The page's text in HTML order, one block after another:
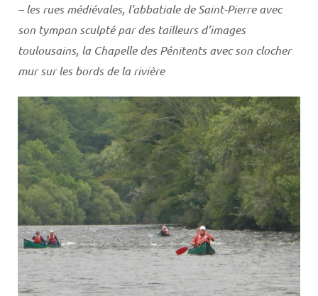
– les rues médiévales, l’abbatiale de Saint-Pierre avec
son tympan sculpté par des tailleurs d’images
toulousains, la Chapelle des Pénitents avec son clocher
mur sur les bords de la rivière